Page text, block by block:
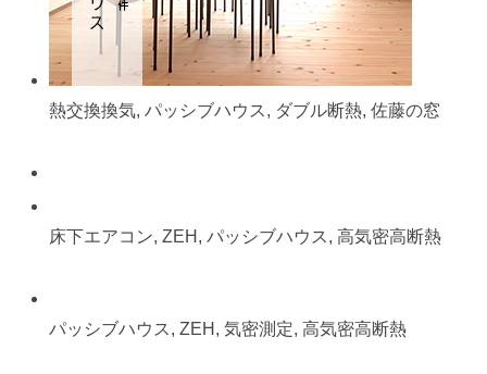
熱交換換気, パッシブハウス, ダブル断熱, 佐藤の窓
床下エアコン, ZEH, パッシブハウス, 高気密高断熱
パッシブハウス, ZEH, 気密測定, 高気密高断熱